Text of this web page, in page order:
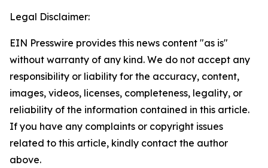
Legal Disclaimer:
EIN Presswire provides this news content "as is"
without warranty of any kind. We do not accept any
responsibility or liability for the accuracy, content,
images, videos, licenses, completeness, legality, or
reliability of the information contained in this article.
If you have any complaints or copyright issues
related to this article, kindly contact the author
above.